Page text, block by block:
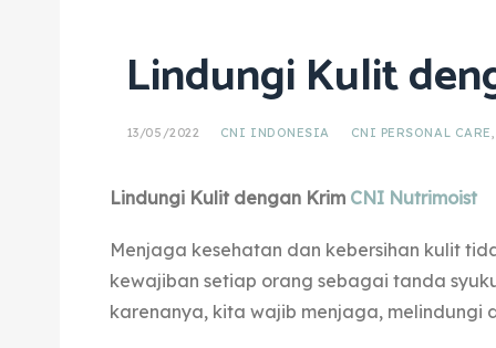
Lindungi Kulit
13/05/2022 CNI INDONESIA CNI PERSONAL CARE
Lindungi Kulit dengan Krim CNI Nutrimoist
Menjaga kesehatan dan kebersihan kulit
kewajiban setiap orang sebagai tanda
karenanya, kita wajib menjaga, melindungi